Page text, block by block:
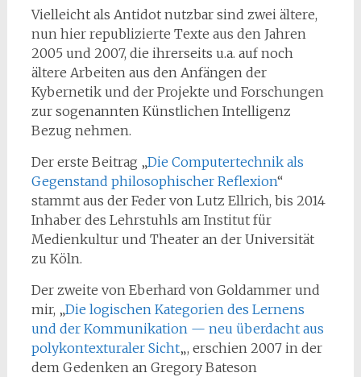
Vielleicht als Antidot nutzbar sind zwei ältere,
nun hier republizierte Texte aus den Jahren
2005 und 2007, die ihrerseits u.a. auf noch
ältere Arbeiten aus den Anfängen der
Kybernetik und der Projekte und Forschungen
zur sogenannten Künstlichen Intelligenz
Bezug nehmen.
Der erste Beitrag „Die Computertechnik als
Gegenstand philosophischer Reflexion“
stammt aus der Feder von Lutz Ellrich, bis 2014
Inhaber des Lehrstuhls am Institut für
Medienkultur und Theater an der Universität
zu Köln.
Der zweite von Eberhard von Goldammer und
mir, „Die logischen Kategorien des Lernens
und der Kommunikation — neu überdacht aus
polykontexturaler Sicht„, erschien 2007 in der
dem Gedenken an Gregory Bateson